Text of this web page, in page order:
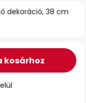
dekoráció, 38 cm
kosárhoz